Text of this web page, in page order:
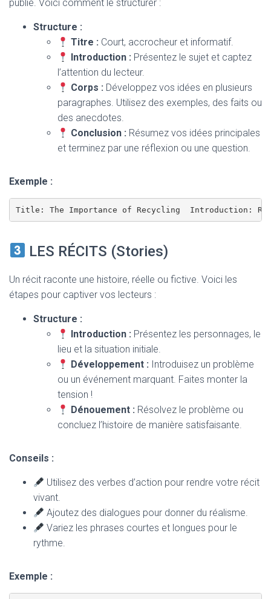
publié. Voici comment le structurer :
Structure :
Titre : Court, accrocheur et informatif.
Introduction : Présentez le sujet et captez
l’attention du lecteur.
Corps : Développez vos idées en plusieurs
paragraphes. Utilisez des exemples, des faits ou
des anecdotes.
Conclusion : Résumez vos idées principales
et terminez par une réflexion ou une question.
Exemple :
Title: The Importance of Recycling  Introduction:
LES RÉCITS (Stories)
Un récit raconte une histoire, réelle ou fictive. Voici les
étapes pour captiver vos lecteurs :
Structure :
Introduction : Présentez les personnages, le
lieu et la situation initiale.
Développement : Introduisez un problème
ou un événement marquant. Faites monter la
tension !
Dénouement : Résolvez le problème ou
concluez l’histoire de manière satisfaisante.
Conseils :
Utilisez des verbes d’action pour rendre votre récit
vivant.
Ajoutez des dialogues pour donner du réalisme.
Variez les phrases courtes et longues pour le
rythme.
Exemple :